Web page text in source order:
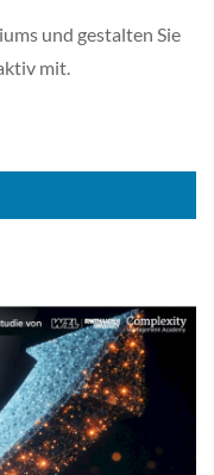
und gestalten Sie
mit.